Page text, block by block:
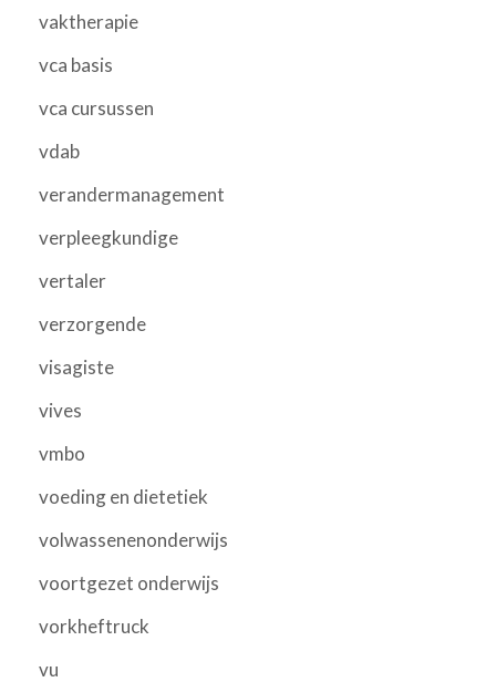
vaktherapie
vca basis
vca cursussen
vdab
verandermanagement
verpleegkundige
vertaler
verzorgende
visagiste
vives
vmbo
voeding en dietetiek
volwassenenonderwijs
voortgezet onderwijs
vorkheftruck
vu